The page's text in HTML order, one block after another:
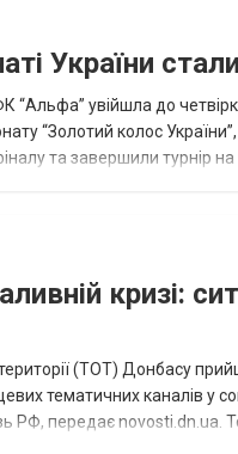
України
увійшла до
“Золотий колос
та завершили турнір
кризі:
(ТОТ) Донбасу
тематичних каналів у
РФ, передає novosti.dn.ua.